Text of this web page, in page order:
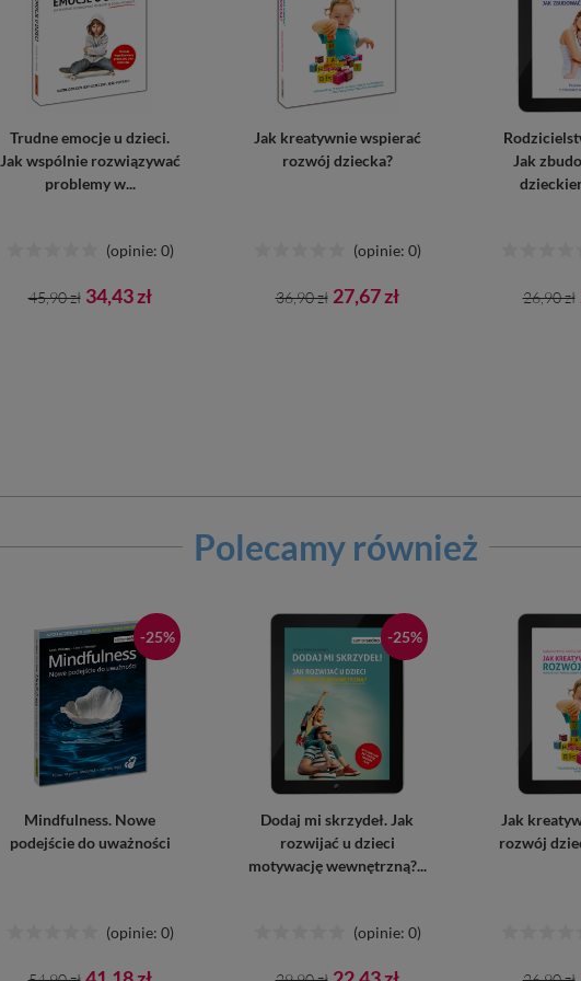
Trudne emocje u dzieci.
Jak wspólnie rozwiązywać
problemy w...
(opinie: 0)
Cena
45,90 zł Cena
34,43 zł
Jak kreatywnie wspierać
rozwój dziecka?
(opinie: 0)
Cena
36,90 zł Cena
27,67 zł
Jak
Cena
26,90 zł
Polecamy również
-25%
Mindfulness. Nowe
podejście do uważności
(opinie: 0)
-25%
Dodaj mi skrzydeł. Jak
rozwijać u dzieci
motywację wewnętrzną?...
(opinie: 0)
Jak
rozwój